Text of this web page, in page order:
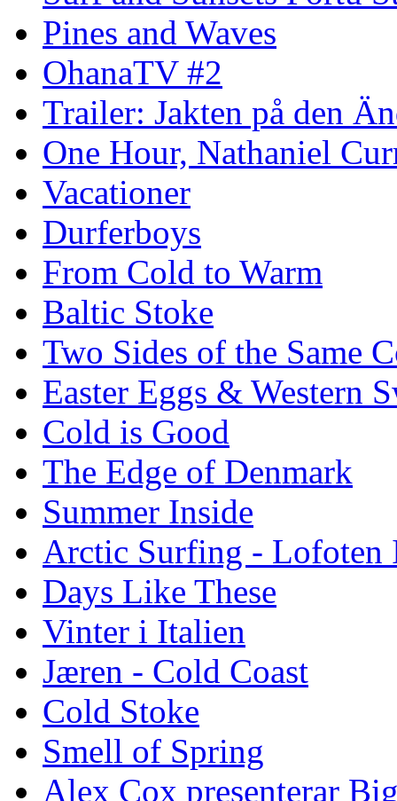
Pines and Waves
OhanaTV #2
Trailer: Jakten på den
One Hour, Nathaniel
Vacationer
Durferboys
From Cold to Warm
Baltic Stoke
Two Sides of the Same
Easter Eggs & Western
Cold is Good
The Edge of Denmark
Summer Inside
Arctic Surfing - Lofoten
Days Like These
Vinter i Italien
Jæren - Cold Coast
Cold Stoke
Smell of Spring
Alex Cox presenterar